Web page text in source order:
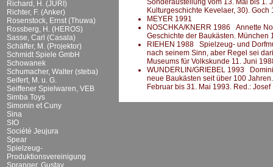
Richard, H. (JURI)
Richter, F. (Anker)
Rosenstock, Ernst (Thuwa)
Rossberg, H. (HEROS)
Sasse, Carl (Casala)
Schäffer, M. (Projektor)
Schmidt Spiele GmbH
Schowanek
Schumacher, Walter (steba)
Seifert, M. u. G.
Seiffener Spielwaren, VEB
Simba Toys
Simonin et Cuny
Sina
SIO
Société Jeujura
Spear
Spielzeug-
Produktionsvereinigung
Spranger, Gustav
Sonderaustellung vom 13. Mai bis 1.
Kulturgeschichte Kevelaer, 30). Goch
MEYER 1991
NOSCHKA/KNERR 1986 Annette
Geschichte der Baukästen. München
RIEHEN 1988 Spielzeug- und
nach seinem Sinn, aber Regel sei
Museums für Volkskunde 11. Juni
WUNDERLIN/GRIEBEL 1993
neue Baukästen seit über 100
Februar bis 31. Mai 1993. Red.: